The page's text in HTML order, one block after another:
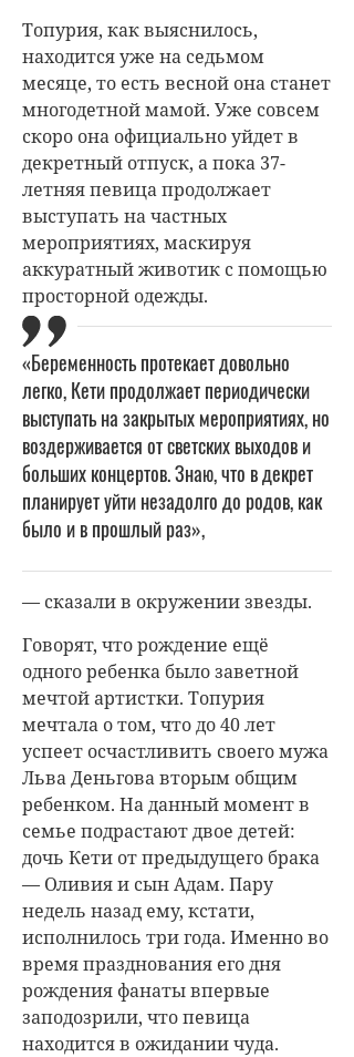
Топурия, как выяснилось,
находится уже на седьмом
месяце, то есть весной она станет
многодетной мамой. Уже совсем
скоро она официально уйдет в
декретный отпуск, а пока 37-
летняя певица продолжает
выступать на частных
мероприятиях, маскируя
аккуратный животик с помощью
просторной одежды.
«Беременность протекает довольно
легко, Кети продолжает периодически
выступать на закрытых мероприятиях, но
воздерживается от светских выходов и
больших концертов. Знаю, что в декрет
планирует уйти незадолго до родов, как
было и в прошлый раз»,
— сказали в окружении звезды.
Говорят, что рождение ещё
одного ребенка было заветной
мечтой артистки. Топурия
мечтала о том, что до 40 лет
успеет осчастливить своего мужа
Льва Деньгова вторым общим
ребенком. На данный момент в
семье подрастают двое детей:
дочь Кети от предыдущего брака
— Оливия и сын Адам. Пару
недель назад ему, кстати,
исполнилось три года. Именно во
время празднования его дня
рождения фанаты впервые
заподозрили, что певица
находится в ожидании чуда.